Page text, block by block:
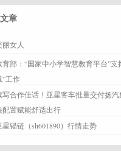
章
丽女人
育部：“国家中小学智慧教育平台”支
”工作
写合作佳话！亚星客车批量交付扬汽
配置赋能舒适出行
星锚链（sh601890）行情走势